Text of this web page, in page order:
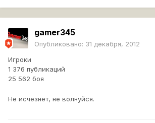
gamer345
Опубликовано: 31 декабря, 2012
Игроки
1 376 публикаций
25 562 боя
Не исчезнет, не волнуйся.